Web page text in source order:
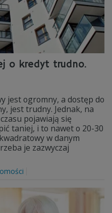
o kredyt trudno.
jest ogromny, a dostęp do
jest trudny. Jednak, na
pojawiają się
taniej, i to nawet o 20-30
w danym
je zazwyczaj